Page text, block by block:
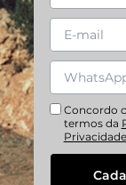
Concordo
termos da
Privacidade